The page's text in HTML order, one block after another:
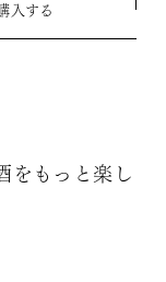
入する
をもっと楽し